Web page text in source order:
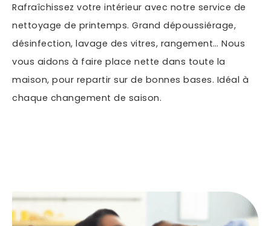
Rafraîchissez votre intérieur avec notre service de
nettoyage de printemps. Grand dépoussiérage,
désinfection, lavage des vitres, rangement… Nous
vous aidons à faire place nette dans toute la
maison, pour repartir sur de bonnes bases. Idéal à
chaque changement de saison.
En soumettant ce formulaire, j'accepte que les
informations saisies soient exploitées dans le cadre
de ma demande.*